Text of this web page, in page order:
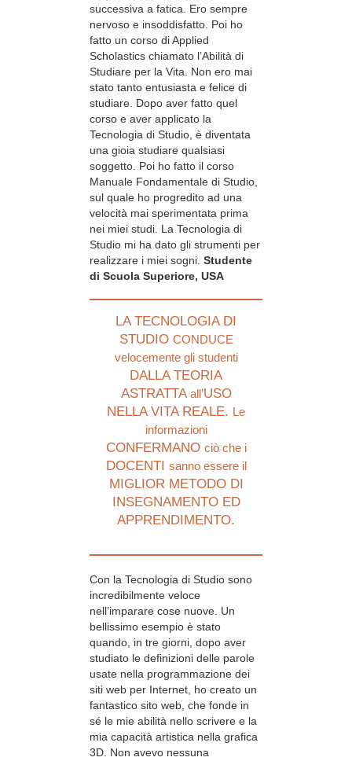
successiva a fatica. Ero sempre
nervoso e insoddisfatto. Poi ho
fatto un corso di Applied
Scholastics chiamato l’Abilità di
Studiare per la Vita. Non ero mai
stato tanto entusiasta e felice di
studiare. Dopo aver fatto quel
corso e aver applicato la
Tecnologia di Studio, è diventata
una gioia studiare qualsiasi
soggetto. Poi ho fatto il corso
Manuale Fondamentale di Studio,
sul quale ho progredito ad una
velocità mai sperimentata prima
nei miei studi. La Tecnologia di
Studio mi ha dato gli strumenti per
realizzare i miei sogni. Studente
di Scuola Superiore, USA
LA TECNOLOGIA DI
STUDIO CONDUCE
velocemente gli studenti
DALLA TEORIA
ASTRATTAall’USO
NELLA VITA REALE. Le
informazioni
CONFERMANO ciò che i
DOCENTI sanno essere il
MIGLIOR METODO DI
INSEGNAMENTO ED
APPRENDIMENTO.
Con la Tecnologia di Studio sono
incredibilmente veloce
nell’imparare cose nuove. Un
bellissimo esempio è stato
quando, in tre giorni, dopo aver
studiato le definizioni delle parole
usate nella programmazione dei
siti web per Internet, ho creato un
fantastico sito web, che fonde in
sé le mie abilità nello scrivere e la
mia capacità artistica nella grafica
3D. Non avevo nessuna